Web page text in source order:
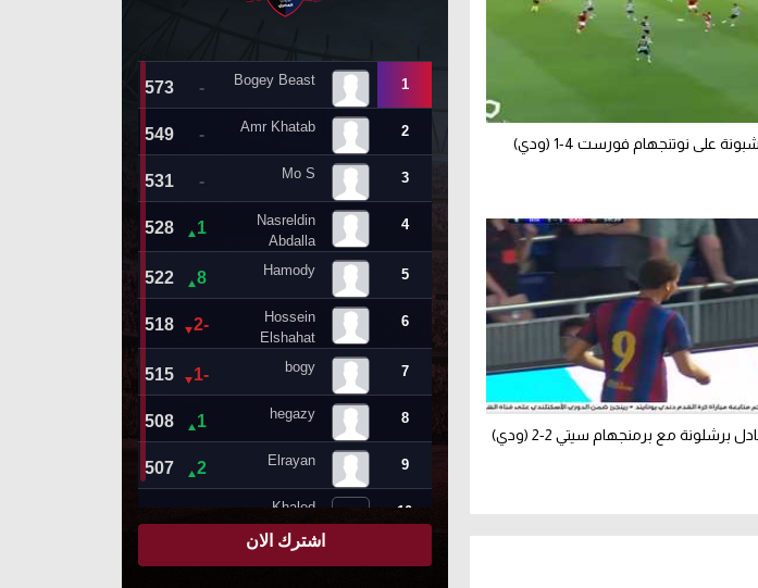
على نوتنجهام فورست 4-1 (ودي)
مع برمنجهام سيتي 2-2 (ودي)